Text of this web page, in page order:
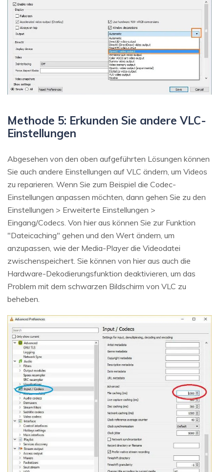
Methode 5: Erkunden Sie andere VLC-
Einstellungen
Abgesehen von den oben aufgeführten Lösungen können
Sie auch andere Einstellungen auf VLC ändern, um Videos
zu reparieren. Wenn Sie zum Beispiel die Codec-
Einstellungen anpassen möchten, dann gehen Sie zu den
Einstellungen > Erweiterte Einstellungen >
Eingang/Codecs. Von hier aus können Sie zur Funktion
"Dateicaching" gehen und den Wert ändern, um
anzupassen, wie der Media-Player die Videodatei
zwischenspeichert. Sie können von hier aus auch die
Hardware-Dekodierungsfunktion deaktivieren, um das
Problem mit dem schwarzen Bildschirm von VLC zu
beheben.